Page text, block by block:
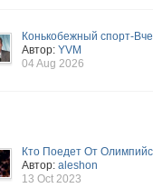
Конькобежный спорт-
Автор:YVM
04 Aug 2026
Кто Поедет От
Автор:aleshon
13 Oct 2023